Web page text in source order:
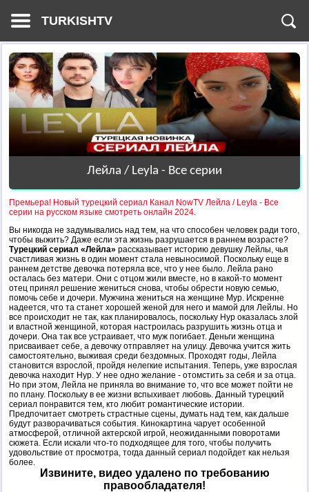
TURKISHTV
Лейла / Leyla - Все серии
Премьера! Новый турецкий сериал Канал NowTV Лейла / Leyla - Все
серии на русском языке смотреть онлайн 2024.
Вы никогда не задумывались над тем, на что способен человек ради того,
чтобы выжить? Даже если эта жизнь разрушается в раннем возрасте?
Турецкий сериал «Лейла» рассказывает историю девушку Лейлы, чья
счастливая жизнь в один момент стала невыносимой. Поскольку еще в
раннем детстве девочка потеряла все, что у нее было. Лейла рано
осталась без матери. Они с отцом жили вместе, но в какой-то момент
отец принял решение жениться снова, чтобы обрести новую семью,
помочь себе и дочери. Мужчина жениться на женщине Мур. Искренне
надеется, что та станет хорошей женой для него и мамой для Лейлы. Но
все происходит не так, как планировалось, поскольку Нур оказалась злой
и властной женщиной, которая настроилась разрушить жизнь отца и
дочери. Она так все устраивает, что муж погибает. Деньги женщина
присваивает себе, а девочку отправляет на улицу. Девочка учится жить
самостоятельно, выживая среди бездомных. Проходят годы, Лейла
становится взрослой, пройдя нелегкие испытания. Теперь, уже взрослая
девочка находит Нур. У нее одно желание - отомстить за себя и за отца.
Но при этом, Лейла не приняла во внимание то, что все может пойти не
по плану. Поскольку в ее жизни вспыхивает любовь. Данный турецкий
сериал понравится тем, кто любит романтические истории.
Предпочитает смотреть страстные сцены, думать над тем, как дальше
будут разворачиваться события. Кинокартина чарует особенной
атмосферой, отличной актерской игрой, неожиданными поворотами
сюжета. Если искали что-то подходящее для того, чтобы получить
удовольствие от просмотра, тогда данный сериал подойдет как нельзя
более.
Извините, видео удалено по требованию
правообладателя!